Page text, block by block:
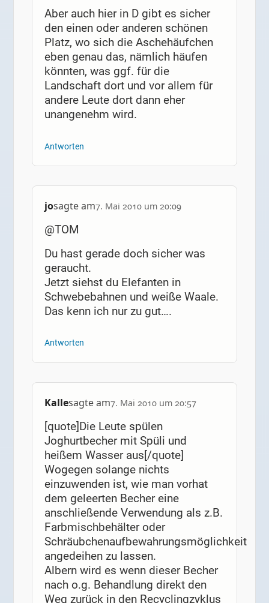
Aber auch hier in D gibt es sicher
den einen oder anderen schönen
Platz, wo sich die Aschehäufchen
eben genau das, nämlich häufen
könnten, was ggf. für die
Landschaft dort und vor allem für
andere Leute dort dann eher
unangenehm wird.
Antworten
josagte am7. Mai 2010 um 20:09
@TOM
Du hast gerade doch sicher was
geraucht.
Jetzt siehst du Elefanten in
Schwebebahnen und weiße Waale.
Das kenn ich nur zu gut….
Antworten
Kallesagte am7. Mai 2010 um 20:57
[quote]Die Leute spülen
Joghurtbecher mit Spüli und
heißem Wasser aus[/quote]
Wogegen solange nichts
einzuwenden ist, wie man vorhat
dem geleerten Becher eine
anschließende Verwendung als z.B.
Farbmischbehälter oder
Schräubchenaufbewahrungsmöglichkeit
angedeihen zu lassen.
Albern wird es wenn dieser Becher
nach o.g. Behandlung direkt den
Weg zurück in den Recyclingzyklus